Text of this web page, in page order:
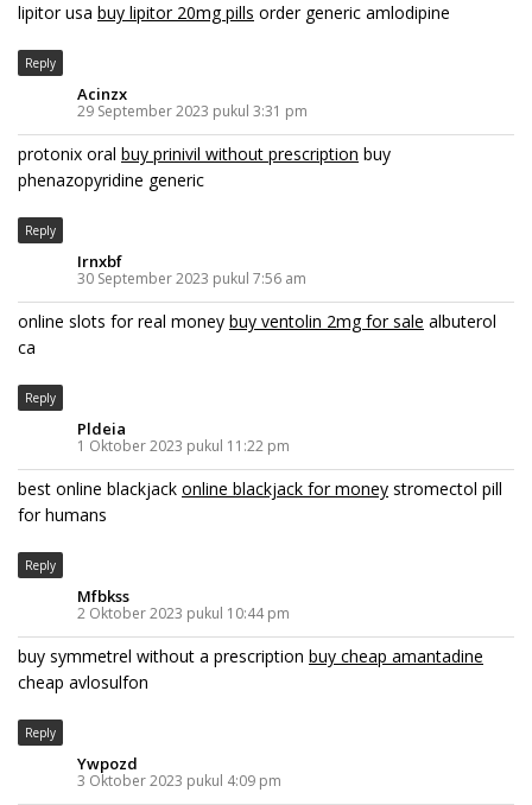
lipitor usa buy lipitor 20mg pills order generic amlodipine
Reply
Acinzx
29 September 2023 pukul 3:31 pm
protonix oral buy prinivil without prescription buy
phenazopyridine generic
Reply
Irnxbf
30 September 2023 pukul 7:56 am
online slots for real money buy ventolin 2mg for sale albuterol
ca
Reply
Pldeia
1 Oktober 2023 pukul 11:22 pm
best online blackjack online blackjack for money stromectol pill
for humans
Reply
Mfbkss
2 Oktober 2023 pukul 10:44 pm
buy symmetrel without a prescription buy cheap amantadine
cheap avlosulfon
Reply
Ywpozd
3 Oktober 2023 pukul 4:09 pm